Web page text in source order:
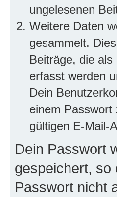
ungelesenen
Weitere Daten
gesammelt.
Beiträge, die
erfasst werden
Dein
einem Passwort
gültigen E-Mail-
Dein Passwort
gespeichert, so
Passwort nicht